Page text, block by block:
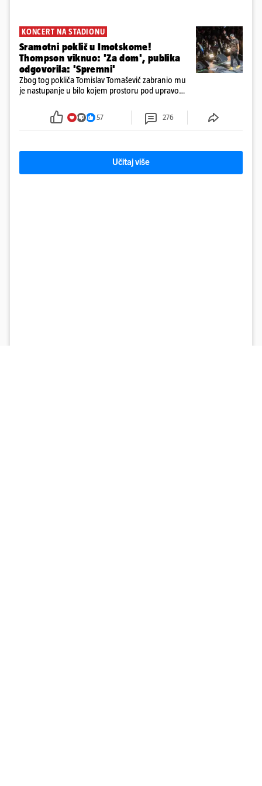
KONCERT NA STADIONU
Sramotni poklič u Imotskome!
Thompson viknuo: 'Za dom', publika
odgovorila: 'Spremni'
Zbog tog pokliča Tomislav Tomašević zabranio mu
je nastupanje u bilo kojem prostoru pod upravom
57 276
Učitaj više